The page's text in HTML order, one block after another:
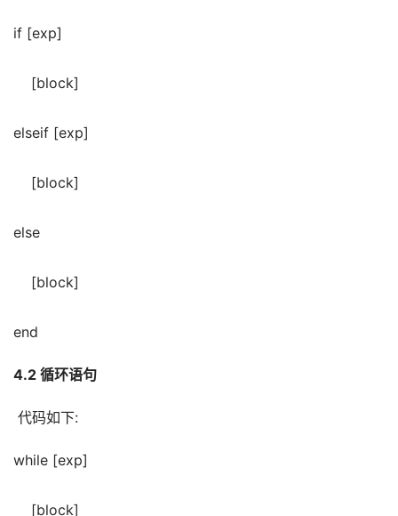
if [exp]
[block]
elseif [exp]
[block]
else
[block]
end
4.2 循环语句
代码如下:
while [exp]
[block]